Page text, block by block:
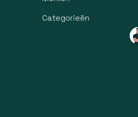
Categorieën